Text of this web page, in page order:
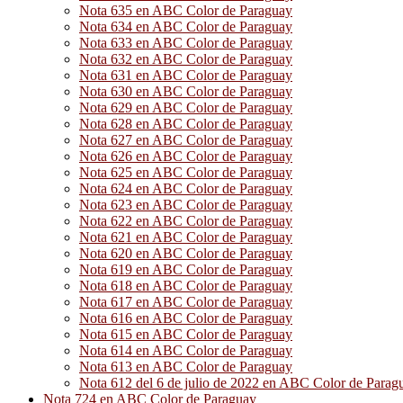
Nota 635 en ABC Color de Paraguay
Nota 634 en ABC Color de Paraguay
Nota 633 en ABC Color de Paraguay
Nota 632 en ABC Color de Paraguay
Nota 631 en ABC Color de Paraguay
Nota 630 en ABC Color de Paraguay
Nota 629 en ABC Color de Paraguay
Nota 628 en ABC Color de Paraguay
Nota 627 en ABC Color de Paraguay
Nota 626 en ABC Color de Paraguay
Nota 625 en ABC Color de Paraguay
Nota 624 en ABC Color de Paraguay
Nota 623 en ABC Color de Paraguay
Nota 622 en ABC Color de Paraguay
Nota 621 en ABC Color de Paraguay
Nota 620 en ABC Color de Paraguay
Nota 619 en ABC Color de Paraguay
Nota 618 en ABC Color de Paraguay
Nota 617 en ABC Color de Paraguay
Nota 616 en ABC Color de Paraguay
Nota 615 en ABC Color de Paraguay
Nota 614 en ABC Color de Paraguay
Nota 613 en ABC Color de Paraguay
Nota 612 del 6 de julio de 2022 en ABC Color de
Nota 724 en ABC Color de Paraguay